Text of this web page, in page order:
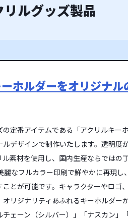
ルグッズ製品
ホルダーをオリジナ
の定番アイテムである「アクリルキー
ルデザインで制作いたします。透明度
ル素材を使用し、国内生産ならではの
麗なフルカラー印刷で鮮やかに再現し
ことが可能です。キャラクターやロゴ
リジナリティあふれるキーホルダー
チェーン（シルバー）」「ナスカン」